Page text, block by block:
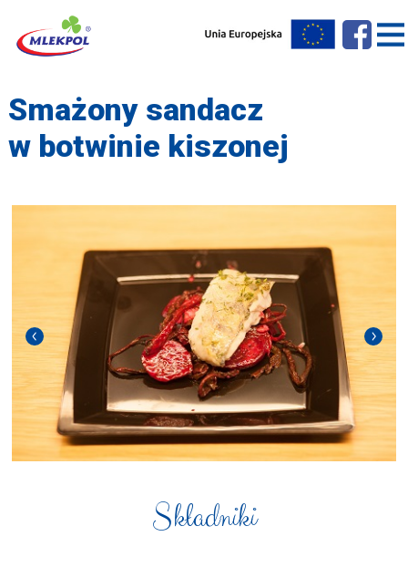
Smażony sandacz
w botwinie kiszonej
Składniki